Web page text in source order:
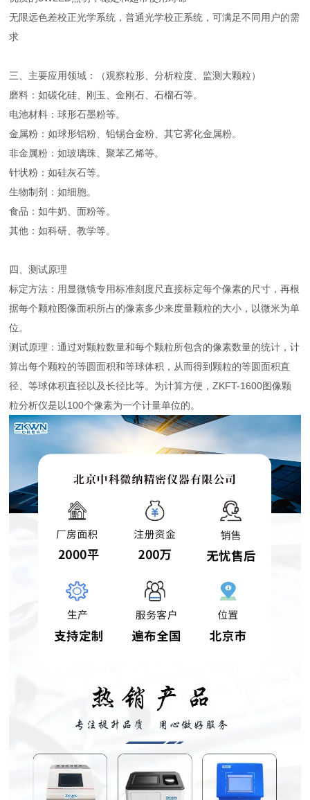
无限远色差校正光学系统，普通光学校正系统，可满足不同用户的需
求
三、主要应用领域：（观察粒形、分析粒度、监测大颗粒）
磨料：如碳化硅、刚玉、金刚石、石榴石等。
电池材料：球形石墨粉等。
金属粉：如球形铝粉、铅锡合金粉、其它雾化金属粉。
非金属粉：如玻璃珠、聚苯乙烯等。
针状粉：如硅灰石等。
生物制剂：如细胞。
食品：如牛奶、面粉等。
其他：如科研、教学等。
四、测试原理
标定方法：用显微镜专用标准刻度尺直接标定每个像素的尺寸，再根
据每个颗粒图像面积所占的像素多少来度量颗粒的大小，以微米为单
位。
测试原理：通过对颗粒数量和每个颗粒所包含的像素数量的统计，计
算出每个颗粒的等圆面积和等球体积，从而得到颗粒的等圆面积直
径、等球体积直径以及长径比等。为计算方便，ZKFT-1600图像颗
粒分析仪是以100个像素为一个计量单位的。